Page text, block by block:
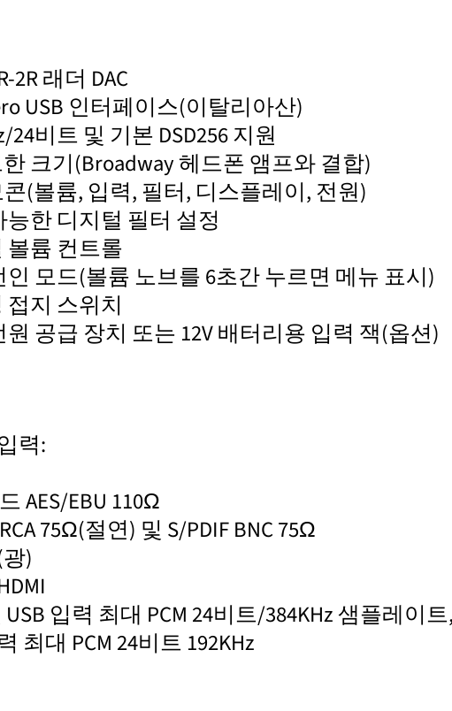
2R 래더 DAC
USB 인터페이스(이탈리아산)
24비트 및 기본 DSD256 지원
크기(Broadway 헤드폰 앰프와 결합)
콘(볼륨, 입력, 필터, 디스플레이, 전원)
능한 디지털 필터 설정
볼륨 컨트롤
인 모드(볼륨 노브를 6초간 누르면 메뉴 표시)
접지 스위치
원 공급 장치 또는 12V 배터리용 입력 잭(옵션)
력:
AES/EBU 110Ω
75Ω(절연) 및 S/PDIF BNC 75Ω
)
USB 입력 최대 PCM 24비트/384KHz 샘플레이트
최대 PCM 24비트 192KHz